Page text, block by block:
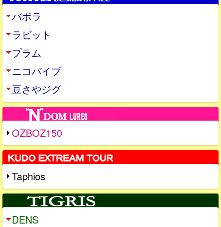
バボラ
ラビット
プラム
ニコバイブ
豆さやジグ
OZBOZ150
Taphios
DENS